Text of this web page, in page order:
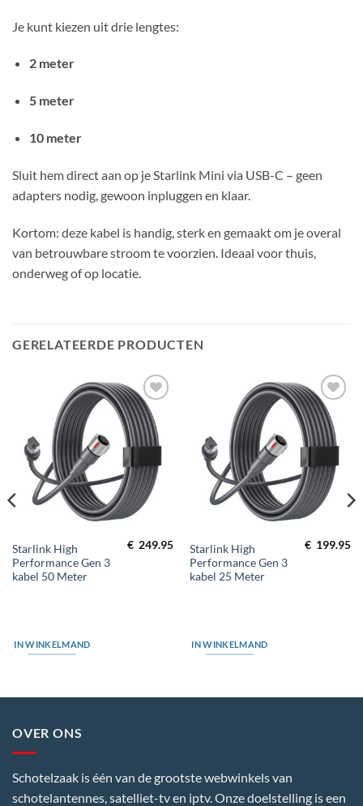
Je kunt kiezen uit drie lengtes:
2 meter
5 meter
10 meter
Sluit hem direct aan op je Starlink Mini via USB-C – geen
adapters nodig, gewoon inpluggen en klaar.
Kortom: deze kabel is handig, sterk en gemaakt om je overal
van betrouwbare stroom te voorzien. Ideaal voor thuis,
onderweg of op locatie.
GERELATEERDE PRODUCTEN
Toevoegen
aan
wenslijst
Starlink High
Performance Gen 3
kabel 50 Meter
€ 249.95
IN WINKELMAND
Toevoegen
aan
wenslijst
Starlink High
Performance Gen 3
kabel 25 Meter
€ 199.95
IN WINKELMAND
OVER ONS
Schotelzaak is één van de grootste webwinkels van
schotelantennes, satelliet-tv en iptv. Onze doelstelling is een